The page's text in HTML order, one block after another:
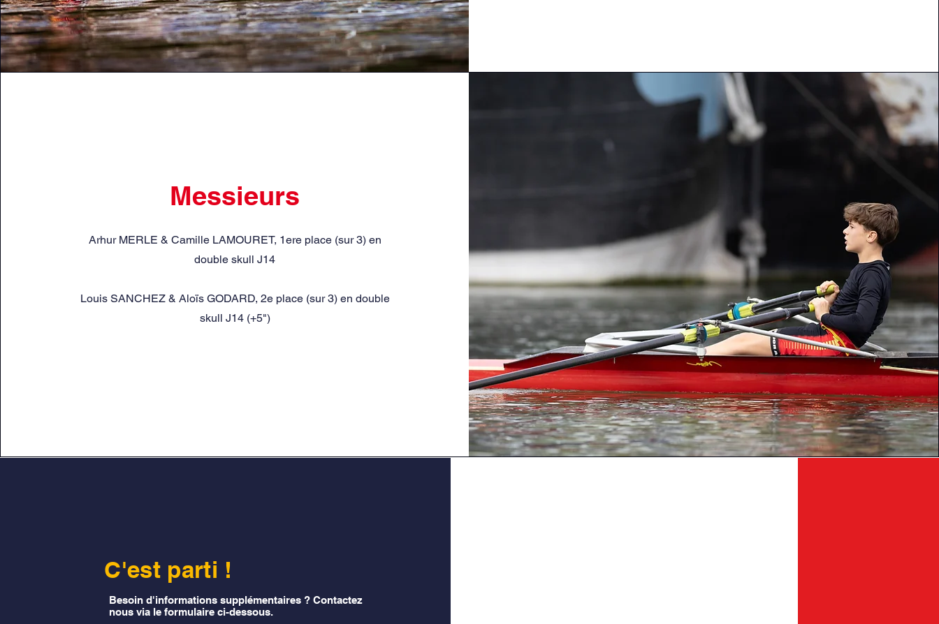
Messieurs
Arhur MERLE & Camille LAMOURET, 1ere place (sur 3) en
double skull J14
Louis SANCHEZ & Aloïs GODARD, 2e place (sur 3) en double
skull J14 (+5")
C'est parti !
Besoin d'informations supplémentaires ? Contactez
nous via le formulaire ci-dessous.